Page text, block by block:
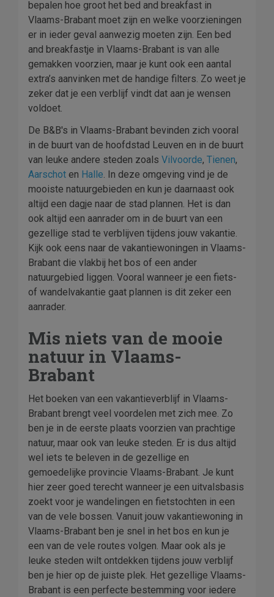
bepalen hoe groot het bed and breakfast in
Vlaams-Brabant moet zijn en welke voorzieningen
er in ieder geval aanwezig moeten zijn. Een bed
and breakfastje in Vlaams-Brabant is van alle
gemakken voorzien, maar je kunt ook een aantal
extra’s aanvinken met de handige filters. Zo weet je
zeker dat je een verblijf vindt dat aan je wensen
voldoet.
De B&B's in Vlaams-Brabant bevinden zich vooral
in de buurt van de hoofdstad Leuven en in de buurt
van leuke andere steden zoals Vilvoorde, Tienen,
Aarschot en Halle. In deze omgeving vind je de
mooiste natuurgebieden en kun je daarnaast ook
altijd een dagje naar de stad plannen. Het is dan
ook altijd een aanrader om in de buurt van een
gezellige stad te verblijven tijdens jouw vakantie.
Kijk ook eens naar de vakantiewoningen in Vlaams-
Brabant die vlakbij het bos of een ander
natuurgebied liggen. Vooral wanneer je een fiets-
of wandelvakantie gaat plannen is dit zeker een
aanrader.
Mis niets van de mooie
natuur in Vlaams-
Brabant
Het boeken van een vakantieverblijf in Vlaams-
Brabant brengt veel voordelen met zich mee. Zo
ben je in de eerste plaats voorzien van prachtige
natuur, maar ook van leuke steden. Er is dus altijd
wel iets te beleven in de gezellige en
gemoedelijke provincie Vlaams-Brabant. Je kunt
hier zeer goed terecht wanneer je een uitvalsbasis
zoekt voor je wandelingen en fietstochten in een
van de vele bossen. Vanuit jouw vakantiewoning in
Vlaams-Brabant ben je snel in het bos en kun je
een van de vele routes volgen. Maar ook als je
leuke steden wilt ontdekken tijdens jouw verblijf
ben je hier op de juiste plek. Het gezellige Vlaams-
Brabant is een perfecte bestemming voor iedere